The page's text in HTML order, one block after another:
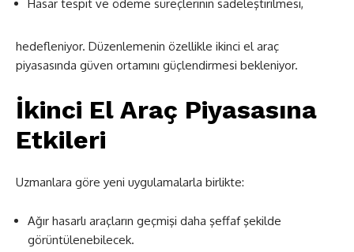
Hasar tespit ve ödeme süreçlerinin sadeleştirilmesi,
hedefleniyor. Düzenlemenin özellikle ikinci el araç
piyasasında güven ortamını güçlendirmesi bekleniyor.
İkinci El Araç Piyasasına
Etkileri
Uzmanlara göre yeni uygulamalarla birlikte:
Ağır hasarlı araçların geçmişi daha şeffaf şekilde
görüntülenebilecek.